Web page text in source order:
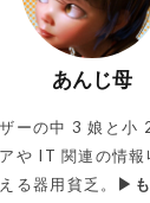
あんじ母
ーの中 3 娘と小
や IT 関連の情報
る器用貧乏。 ▶も